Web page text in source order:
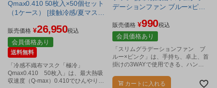
Qmax0.410 50枚入×50個セット
（1ケース） [接触冷感/夏マス
販売価格 ¥26,950税込
会員価格あり
送料無料
「冷感不織布マスク「極冷」
Qmax0.410 50枚入」は、最大熱吸
収速度（Q-max）0.410でひんやり冷
デーションファン ブルー×ピン
中症対策/ポータブル扇風機]
販売価格 ¥990税込
会員価格あり
「スリムグラデーションファン ブ
ルー×ピンク」は、手持ち、卓上、首
掛けの3WAYで使用できる、ハンデ
カートに入れる